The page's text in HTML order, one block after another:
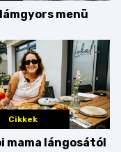
menü
Cikkek
mama lángosától